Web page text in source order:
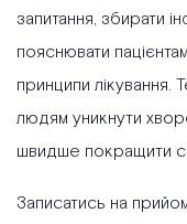
запитання, збирати
пояснювати
принципи
людям уникнути
швидше покращити
Записатись на